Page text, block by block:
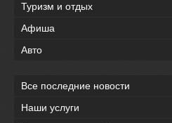
Туризм и отдых
Афиша
Авто
Все последние новости
Наши услуги